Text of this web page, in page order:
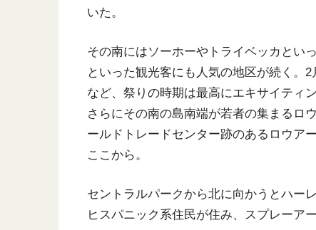
いた。
その南にはソーホーやトライベッカとい
といった観光客にも人気の地区が続く。
など、祭りの時期は最高にエキサイティン
さらにその南の島南端が若者の集まるロ
ールドトレードセンター跡のあるロウア
ここから。
セントラルパークから北に向かうとハー
ヒスパニック系住民が住み、スプレーア